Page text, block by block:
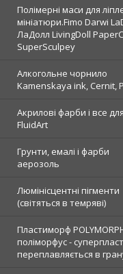
Полімерні маси для
мініатюри.Fimo Darwi
ЛаДолл LivingDoll
SuperSculpey
Алкогольне чорнило
Kamenskaya ink, Cernit,
Акрилові фарби і все для
FluidArt
Грунти, емалі і фарби
аерозоль
Люмінісцентні пігменти
(світяться в темряві)
Пластиморф
поліморфус -
переплавляється в